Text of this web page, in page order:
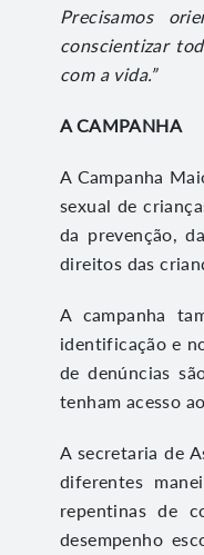
Precisamos
conscientizar
com a vida.”
A CAMPANHA
A Campanha
sexual de
da prevenção,
direitos das
A campanha
identificação e
de denúncias
tenham acesso
A secretaria de
diferentes
repentinas de
desempenho